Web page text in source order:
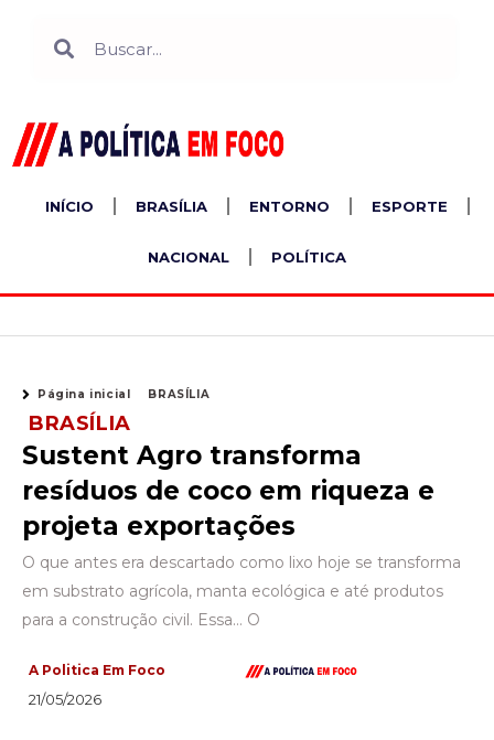
INÍCIO BRASÍLIA ENTORNO ESPORTE
NACIONAL POLÍTICA
Página inicial BRASÍLIA
BRASÍLIA
Sustent Agro transforma
resíduos de coco em riqueza e
projeta exportações
O que antes era descartado como lixo hoje se transforma
em substrato agrícola, manta ecológica e até produtos
para a construção civil. Essa… O
A Politica Em Foco
21/05/2026